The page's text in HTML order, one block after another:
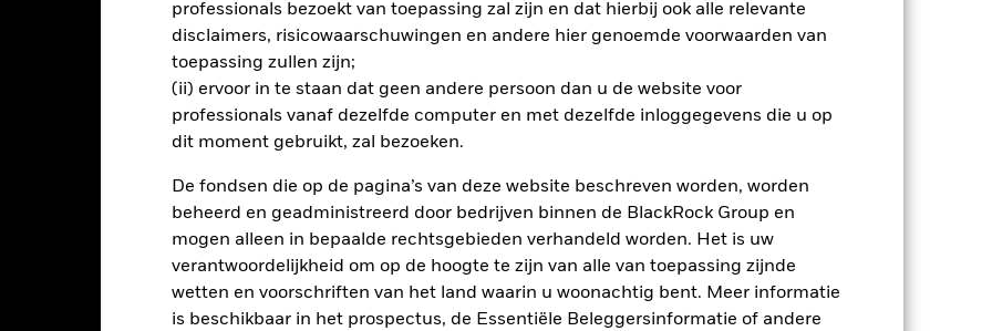
professionals bezoekt van toepassing zal zijn en dat hierbij ook alle relevante
disclaimers, risicowaarschuwingen en andere hier genoemde voorwaarden van
toepassing zullen zijn;
(ii) ervoor in te staan dat geen andere persoon dan u de website voor
professionals vanaf dezelfde computer en met dezelfde inloggegevens die u op
dit moment gebruikt, zal bezoeken.
De fondsen die op de pagina’s van deze website beschreven worden, worden
beheerd en geadministreerd door bedrijven binnen de BlackRock Group en
mogen alleen in bepaalde rechtsgebieden verhandeld worden. Het is uw
verantwoordelijkheid om op de hoogte te zijn van alle van toepassing zijnde
wetten en voorschriften van het land waarin u woonachtig bent. Meer informatie
is beschikbaar in het prospectus, de Essentiële Beleggersinformatie of andere
2022 2023 2024 2025